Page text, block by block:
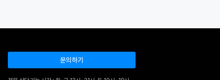
문의하기